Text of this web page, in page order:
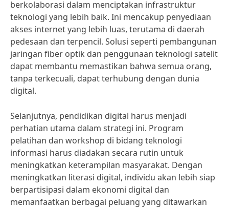
berkolaborasi dalam menciptakan infrastruktur
teknologi yang lebih baik. Ini mencakup penyediaan
akses internet yang lebih luas, terutama di daerah
pedesaan dan terpencil. Solusi seperti pembangunan
jaringan fiber optik dan penggunaan teknologi satelit
dapat membantu memastikan bahwa semua orang,
tanpa terkecuali, dapat terhubung dengan dunia
digital.
Selanjutnya, pendidikan digital harus menjadi
perhatian utama dalam strategi ini. Program
pelatihan dan workshop di bidang teknologi
informasi harus diadakan secara rutin untuk
meningkatkan keterampilan masyarakat. Dengan
meningkatkan literasi digital, individu akan lebih siap
berpartisipasi dalam ekonomi digital dan
memanfaatkan berbagai peluang yang ditawarkan